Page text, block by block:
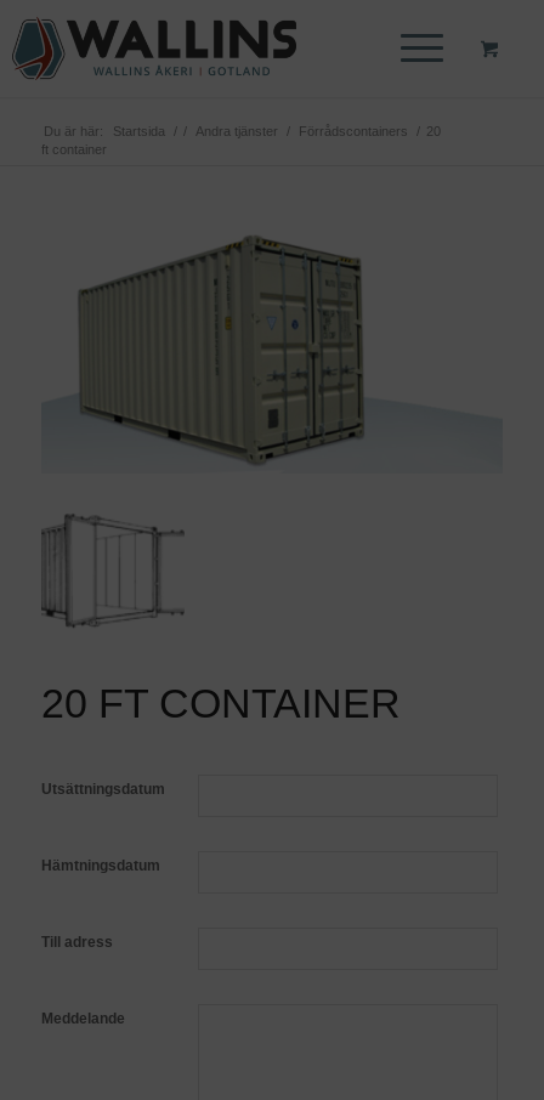
Du är här: Startsida / / Andra tjänster / Förrådscontainers / 20
ft container
20 FT CONTAINER
Utsättningsdatum
Hämtningsdatum
Till adress
Meddelande